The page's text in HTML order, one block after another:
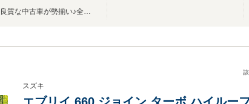
メーカー直営ディーラーの良質な中古車が勢揃い♪全車整備代込み＆全国統一保証付き★
スズキ